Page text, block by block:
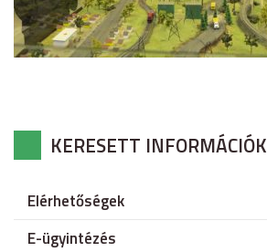
KERESETT INFORMÁCIÓK
Elérhetőségek
E-ügyintézés